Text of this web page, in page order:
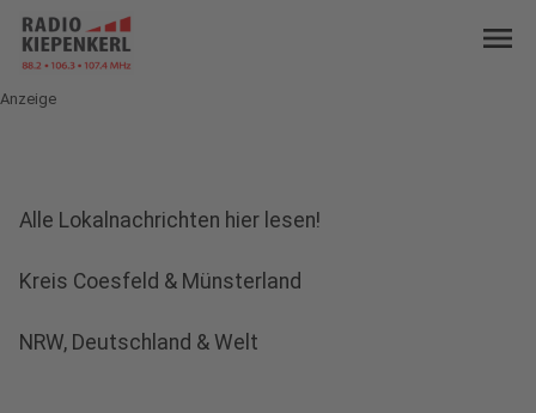
menu
Anzeige
Alle Lokalnachrichten hier lesen!
Kreis Coesfeld & Münsterland
NRW, Deutschland & Welt